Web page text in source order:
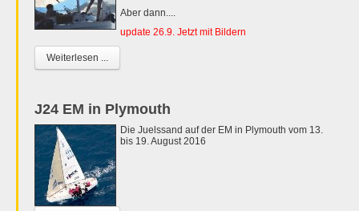
Aber dann....
update 26.9. Jetzt mit Bildern
Weiterlesen ...
J24 EM in Plymouth
Die Juelssand auf der EM in Plymouth vom 13.
bis 19. August 2016